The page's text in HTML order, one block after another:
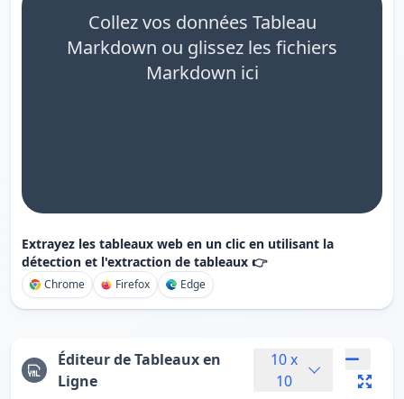
Collez vos données Tableau
Markdown ou glissez les fichiers
Markdown ici
Extrayez les tableaux web en un clic en utilisant la
détection et l'extraction de tableaux 👉
Chrome Firefox Edge
Éditeur de Tableaux en
Ligne
10x
10